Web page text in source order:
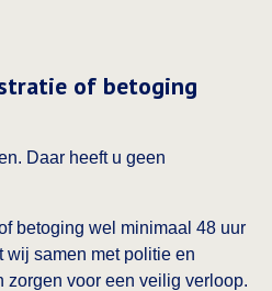
of betoging
Daar heeft u geen
betoging wel minimaal 48 uur
wij samen met politie en
zorgen voor een veilig verloop.